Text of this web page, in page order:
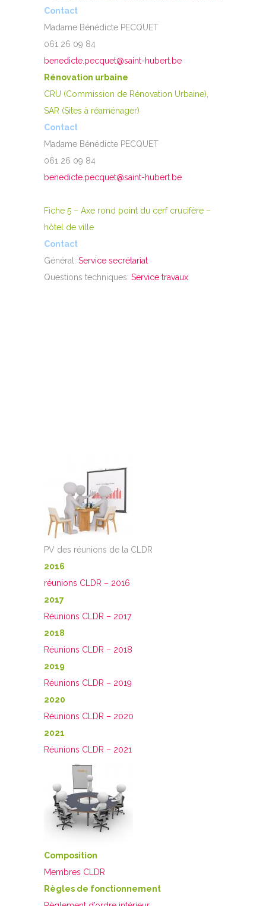
Contact
Madame Bénédicte PECQUET
061 26 09 84
benedicte.pecquet@saint-hubert.be
Rénovation urbaine
CRU (Commission de Rénovation Urbaine),
SAR (Sites à réaménager)
Contact
Madame Bénédicte PECQUET
061 26 09 84
benedicte.pecquet@saint-hubert.be
Fiche 5 – Axe rond point du cerf crucifère –
hôtel de ville
Contact
Général: Service secrétariat
Questions techniques: Service travaux
PV des réunions de la CLDR
2016
réunions CLDR – 2016
2017
Réunions CLDR – 2017
2018
Réunions CLDR – 2018
2019
Réunions CLDR – 2019
2020
Réunions CLDR – 2020
2021
Réunions CLDR – 2021
Composition
Membres CLDR
Règles de fonctionnement